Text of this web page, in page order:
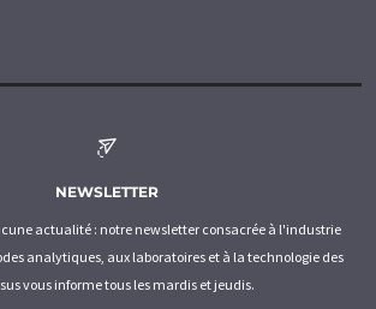
NEWSLETTER
actualité : notre newsletter consacrée à l'industrie
analytiques, aux laboratoires et à la technologie des
vous informe tous les mardis et jeudis.